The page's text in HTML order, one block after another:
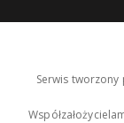
Serwis